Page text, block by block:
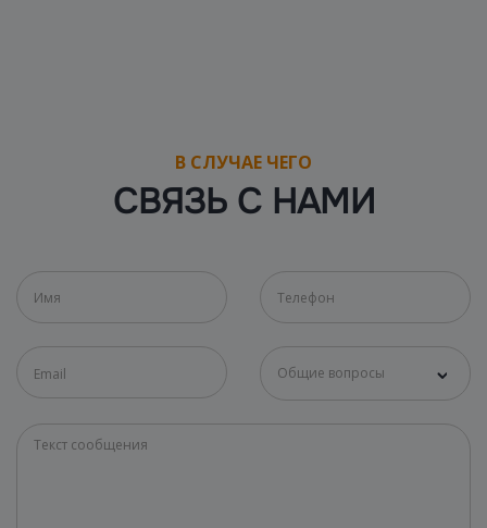
В СЛУЧАЕ ЧЕГО
СВЯЗЬ С НАМИ
Общие вопросы